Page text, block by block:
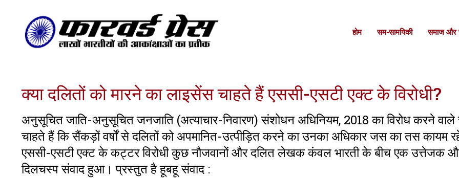
होम सम-सामयिकी समाज और
क्या दलितों को मारने का लाइसेंस चाहते हैं एससी-एसटी एक्ट के विरोधी?
अनुसूचित जाति-अनुसूचित जनजाति (अत्याचार-निवारण) संशोधन अधिनियम, 2018 का विरोध करने वाले
चाहते हैं कि सैंकड़ों वर्षों से दलितों को अपमानित-उत्पीड़ित करने का उनका अधिकार जस का तस कायम
एससी-एसटी एक्ट के कट्टर विरोधी कुछ नौजवानों और दलित लेखक कंवल भारती के बीच एक उत्तेजक
दिलचस्प संवाद हुआ। प्रस्तुत है हूबहू संवाद :